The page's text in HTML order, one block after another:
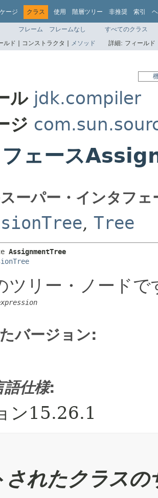
ージ クラス 使用 階層ツリー 非推奨 索引
フレーム フレームなし
すべてのクラス
ルド | コンストラクタ | メソッド 詳細: フィール
ル jdk.compiler
ジ
フェース
ーパー・インタフェ
, Tree
AssignmentTree
ツリー・ノードで
バージョン:
仕様:
ン15.26.1
されたクラスの